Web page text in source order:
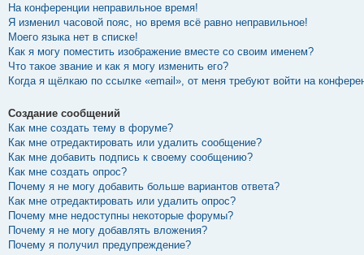
На конференции неправильное время!
Я изменил часовой пояс, но время всё равно неправильное!
Моего языка нет в списке!
Как я могу поместить изображение вместе со своим именем?
Что такое звание и как я могу изменить его?
Когда я щёлкаю по ссылке «email», от меня требуют войти на
Создание сообщений
Как мне создать тему в форуме?
Как мне отредактировать или удалить сообщение?
Как мне добавить подпись к своему сообщению?
Как мне создать опрос?
Почему я не могу добавить больше вариантов ответа?
Как мне отредактировать или удалить опрос?
Почему мне недоступны некоторые форумы?
Почему я не могу добавлять вложения?
Почему я получил предупреждение?